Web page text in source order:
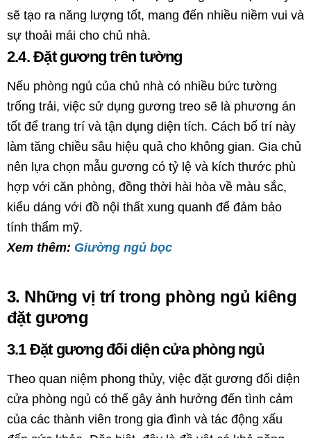
sẽ tạo ra năng lượng tốt, mang đến nhiều niềm vui và
sự thoải mái cho chủ nhà.
2.4. Đặt gương trên tường
Nếu phòng ngủ của chủ nhà có nhiều bức tường
trống trải, việc sử dụng gương treo sẽ là phương án
tốt để trang trí và tận dụng diện tích. Cách bố trí này
làm tăng chiều sâu hiệu quả cho không gian. Gia chủ
nên lựa chọn mẫu gương có tỷ lệ và kích thước phù
hợp với căn phòng, đồng thời hài hòa về màu sắc,
kiểu dáng với đồ nội thất xung quanh để đảm bảo
tính thẩm mỹ.
Xem thêm: Giường ngủ bọc
3. Những vị trí trong phòng ngủ kiêng
đặt gương
3.1 Đặt gương đối diện cửa phòng ngủ
Theo quan niệm phong thủy, việc đặt gương đối diện
cửa phòng ngủ có thể gây ảnh hưởng đến tình cảm
của các thành viên trong gia đình và tác động xấu